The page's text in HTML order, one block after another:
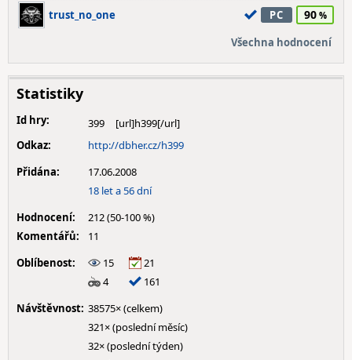
trust_no_one PC 90
Všechna hodnocení
Statistiky
Id hry:
399
Odkaz:
http://dbher.cz/h399
Přidána:
17.06.2008
18 let a 56 dní
Hodnocení:
212 (50-100 %)
Komentářů:
11
Oblíbenost:
15
21
4
161
Návštěvnost: 38575× (celkem)
321× (poslední měsíc)
32× (poslední týden)